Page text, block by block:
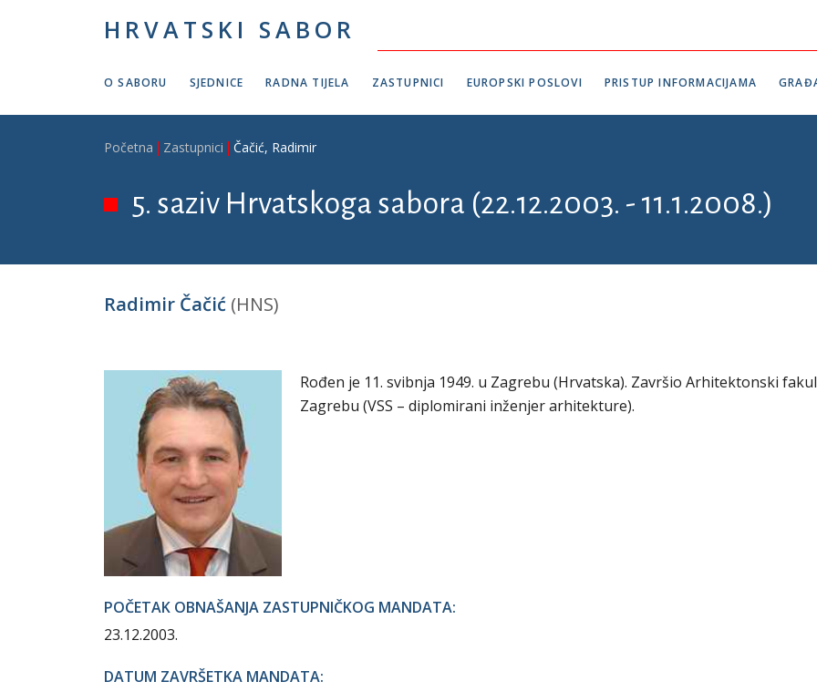
HRVATSKI SABOR
O SABORU SJEDNICE RADNA TIJELA ZASTUPNICI EUROPSKI POSLOVI PRISTUP INFORMACIJAMA
Breadcrumb
Početna Zastupnici Čačić, Radimir
5. saziv Hrvatskoga sabora (22.12.2003. - 11.1.2008.)
Radimir Čačić (HNS)
Rođen je 11. svibnja 1949. u Zagrebu (Hrvatska). Završio Arhitektonski
Zagrebu (VSS – diplomirani inženjer arhitekture).
POČETAK OBNAŠANJA ZASTUPNIČKOG MANDATA:
23.12.2003.
DATUM ZAVRŠETKA MANDATA: